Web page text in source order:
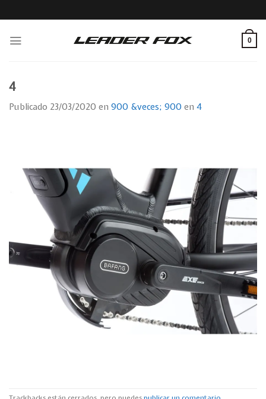
to
0
4
Publicado 23/03/2020 en 900 &veces; 900 en 4